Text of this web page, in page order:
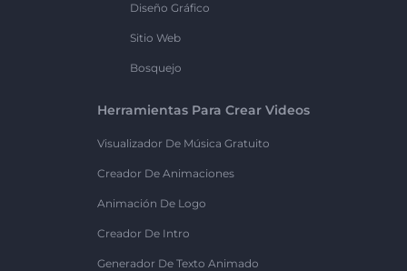
Diseño Gráfico
Sitio Web
Bosquejo
Herramientas Para Crear Videos
Visualizador De Música Gratuito
Creador De Animaciones
Animación De Logo
Creador De Intro
Generador De Texto Animado